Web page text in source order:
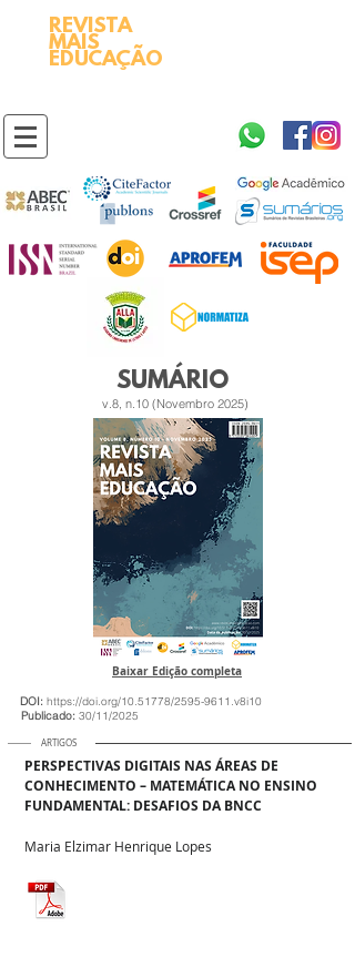
REVISTA
MAIS
EDUCAÇÃO
SUMÁRIO
v.8, n.10 (Novembro 2025)
Baixar Edição completa
DOI: https://doi.org/10.51778/2595-9611.v8i10
Publicado: 30/11/2025
ARTIGOS
Maria Elzimar Henrique Lopes
PERSPECTIVAS DIGITAIS NAS ÁREAS DE
CONHECIMENTO – MATEMÁTICA NO ENSINO
FUNDAMENTAL: DESAFIOS DA BNCC